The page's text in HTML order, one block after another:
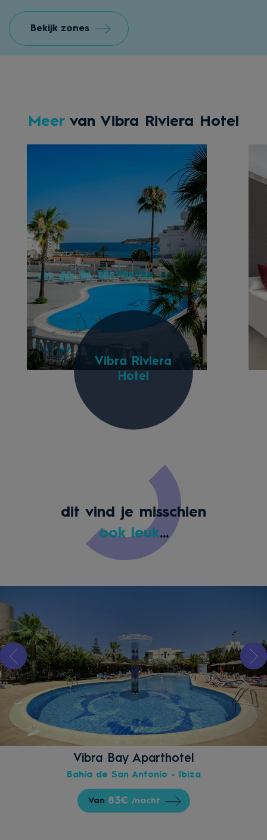
Bekijk zones
Meervan Vibra Riviera Hotel
Vibra Riviera
Hotel
dit vind je misschien
ook leuk...
Vibra Bay Aparthotel
Bahía de San Antonio - Ibiza
Van 83€ /nacht